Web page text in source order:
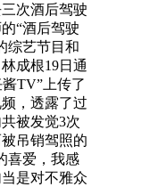
次酒后驾驶
“酒后驾驶
综艺节目和
成根19日通
TV”上传了
，透露了过
被发觉3次
吊销驾照的
喜爱，我感
是对不雅众